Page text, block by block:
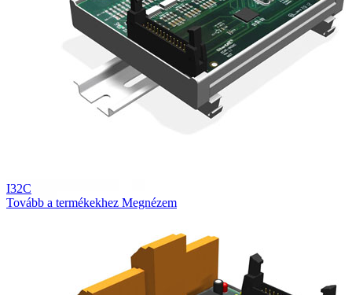
I32C
Tovább a termékekhez Megnézem